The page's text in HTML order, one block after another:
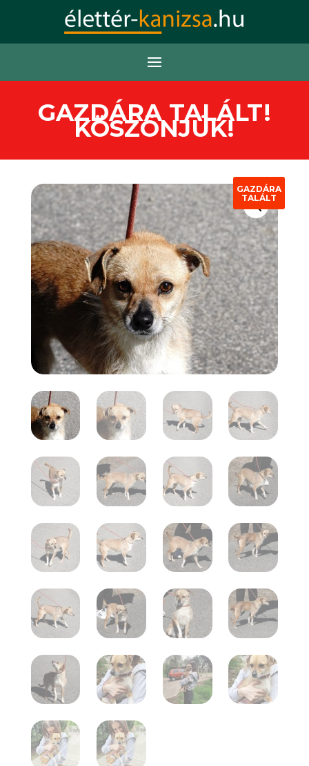
GAZDÁRA TALÁLT!
KÖSZÖNJÜK!
GAZDÁRA
TALÁLT